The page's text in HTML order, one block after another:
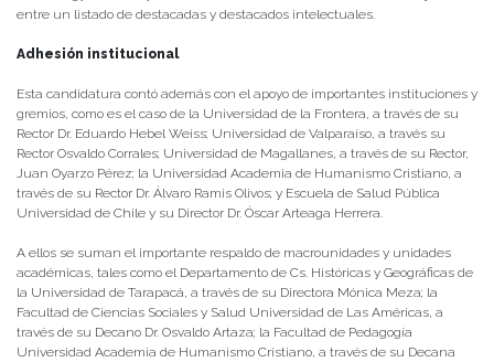
entre un listado de destacadas y destacados intelectuales.
Adhesión institucional
Esta candidatura contó además con el apoyo de importantes instituciones y
gremios, como es el caso de la Universidad de la Frontera, a través de su
Rector Dr. Eduardo Hebel Weiss; Universidad de Valparaíso, a través su
Rector Osvaldo Corrales; Universidad de Magallanes, a través de su Rector,
Juan Oyarzo Pérez; la Universidad Academia de Humanismo Cristiano, a
través de su Rector Dr. Álvaro Ramis Olivos; y Escuela de Salud Pública
Universidad de Chile y su Director Dr. Óscar Arteaga Herrera.
A ellos se suman el importante respaldo de macrounidades y unidades
académicas, tales como el Departamento de Cs. Históricas y Geográficas de
la Universidad de Tarapacá, a través de su Directora Mónica Meza; la
Facultad de Ciencias Sociales y Salud Universidad de Las Américas, a
través de su Decano Dr. Osvaldo Artaza; la Facultad de Pedagogía
Universidad Academia de Humanismo Cristiano, a través de su Decana